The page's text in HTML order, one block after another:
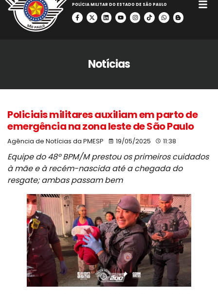
POLÍCIA MILITAR DO ESTADO DE SÃO PAULO
Notícias
Policiais militares auxiliam em parto de
emergência na zona leste de São Paulo
Agência de Notícias da PMESP 19/05/2025 11:38
Equipe do 48º BPM/M prestou os primeiros cuidados
à mãe e à recém-nascida até a chegada do
resgate; ambas passam bem